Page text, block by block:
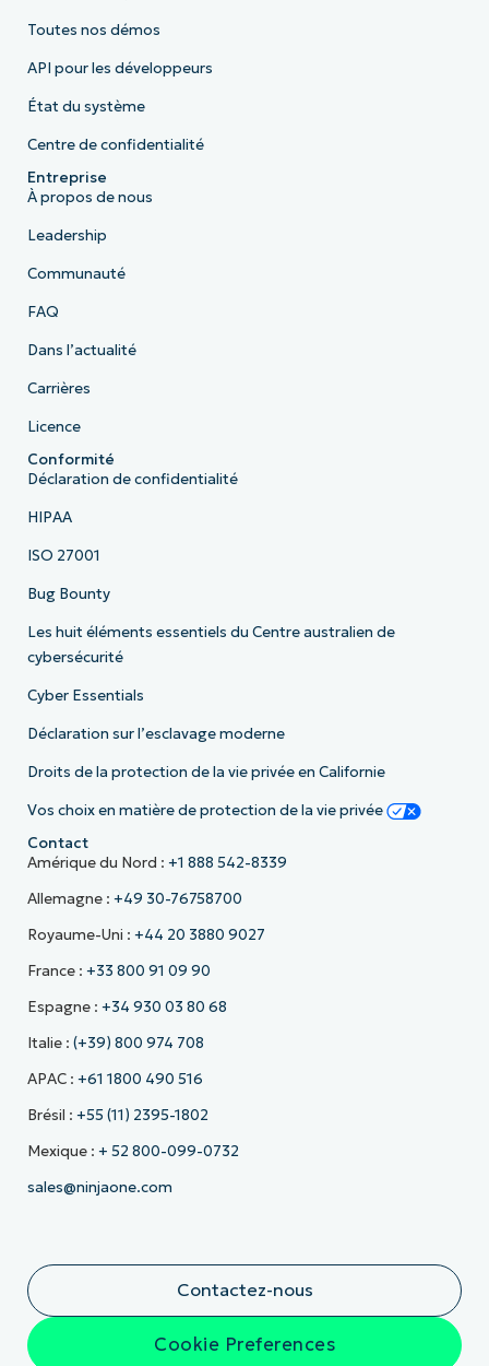
Toutes nos démos
API pour les développeurs
État du système
Centre de confidentialité
Entreprise
À propos de nous
Leadership
Communauté
FAQ
Dans l’actualité
Carrières
Licence
Conformité
Déclaration de confidentialité
HIPAA
ISO 27001
Bug Bounty
Les huit éléments essentiels du Centre australien de
cybersécurité
Cyber Essentials
Déclaration sur l’esclavage moderne
Droits de la protection de la vie privée en Californie
Vos choix en matière de protection de la vie privée
Contact
Amérique du Nord : +1 888 542-8339
Allemagne : +49 30-76758700
Royaume-Uni : +44 20 3880 9027
France : +33 800 91 09 90
Espagne : +34 930 03 80 68
Italie : (+39) 800 974 708
APAC : +61 1800 490 516
Brésil : +55 (11) 2395-1802
Mexique : + 52 800-099-0732
sales@ninjaone.com
Contactez-nous
Cookie Preferences